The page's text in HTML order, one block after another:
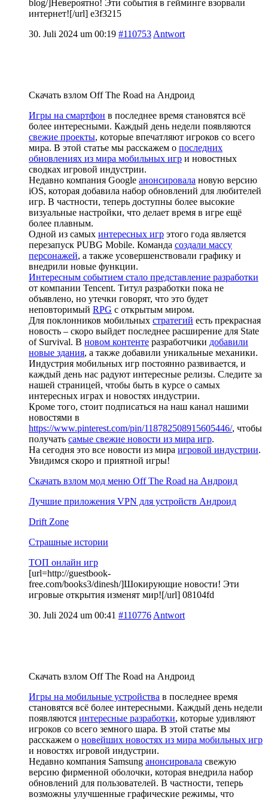
blog/]Невероятно! Эти события в гейминге взорвали
интернет![/url] e3f3215
30. Juli 2024 um 00:19 #110753 Antwort
Скачать взлом Off The Road на Андроид
Игры на смартфон в последнее время становятся всё
более интересными. Каждый день недели появляются
свежие проекты, которые впечатляют игроков со всего
мира. В этой статье мы расскажем о последних
обновлениях из мира мобильных игр и новостных
сводках игровой индустрии.
Недавно компания Google анонсировала новую версию
iOS, которая добавила набор обновлений для любителей
игр. В частности, теперь доступны более высокие
визуальные настройки, что делает время в игре ещё
более плавным.
Одной из самых интересных игр этого года является
перезапуск PUBG Mobile. Команда создали массу
персонажей, а также усовершенствовали графику и
внедрили новые функции.
Интересным событием стало представление разработки
от компании Tencent. Титул разработки пока не
объявлено, но утечки говорят, что это будет
неповторимый RPG с открытым миром.
Для поклонников мобильных стратегий есть прекрасная
новость – скоро выйдет последнее расширение для State
of Survival. В новом контенте разработчики добавили
новые здания, а также добавили уникальные механики.
Индустрия мобильных игр постоянно развивается, и
каждый день нас радуют интересные релизы. Следите за
нашей страницей, чтобы быть в курсе о самых
интересных играх и новостях индустрии.
Кроме того, стоит подписаться на наш канал нашими
новостями в
https://www.pinterest.com/pin/118782508915605446/, чтобы
получать самые свежие новости из мира игр.
На сегодня это все новости из мира игровой индустрии.
Увидимся скоро и приятной игры!
Скачать взлом мод меню Off The Road на Андроид
Лучшие приложения VPN для устройств Андроид
Drift Zone
Страшные истории
ТОП онлайн игр
[url=http://guestbook-
free.com/books3/dinesh/]Шокирующие новости! Эти
игровые открытия изменят мир![/url] 08104fd
30. Juli 2024 um 00:41 #110776 Antwort
Скачать взлом Off The Road на Андроид
Игры на мобильные устройства в последнее время
становятся всё более интересными. Каждый день недели
появляются интересные разработки, которые удивляют
игроков со всего земного шара. В этой статье мы
расскажем о новейших новостях из мира мобильных игр
и новостях игровой индустрии.
Недавно компания Samsung анонсировала свежую
версию фирменной оболочки, которая внедрила набор
обновлений для пользователей. В частности, теперь
возможны улучшенные графические режимы, что